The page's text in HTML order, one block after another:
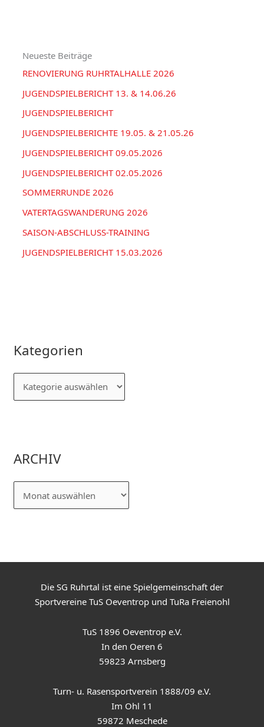
Neueste Beiträge
RENOVIERUNG RUHRTALHALLE 2026
JUGENDSPIELBERICHT 13. & 14.06.26
JUGENDSPIELBERICHT
JUGENDSPIELBERICHTE 19.05. & 21.05.26
JUGENDSPIELBERICHT 09.05.2026
JUGENDSPIELBERICHT 02.05.2026
SOMMERRUNDE 2026
VATERTAGSWANDERUNG 2026
SAISON-ABSCHLUSS-TRAINING
JUGENDSPIELBERICHT 15.03.2026
Kategorien
ARCHIV
Die SG Ruhrtal ist eine Spielgemeinschaft der
Sportvereine TuS Oeventrop und TuRa Freienohl
TuS 1896 Oeventrop e.V.
In den Oeren 6
59823 Arnsberg
Turn- u. Rasensportverein 1888/09 e.V.
Im Ohl 11
59872 Meschede